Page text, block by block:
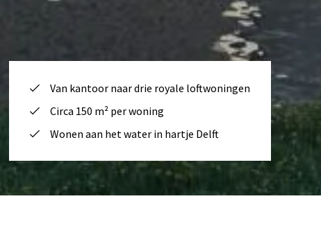
Van kantoor naar drie royale loftwoningen
Circa 150 m² per woning
Wonen aan het water in hartje Delft